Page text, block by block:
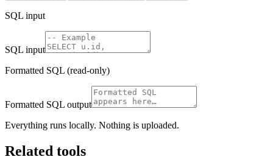
SQL input
SQL input
Formatted SQL (read-only)
Formatted SQL output
Everything runs locally. Nothing is uploaded.
Related tools